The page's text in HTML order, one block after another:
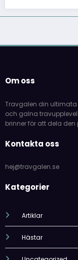
Om oss
Travgalen din
och galna
brinner för att dela
Kontakta oss
hej@travgalen.se
Kategorier
Artiklar
Hästar